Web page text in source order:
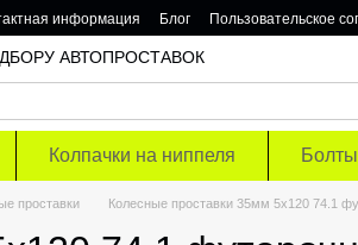
информация Блог
Пользовательское
АВТОПРОСТАВОК
Колпачки на ниппеля
проставки Колесные проставки 35мм 5х120 74.1